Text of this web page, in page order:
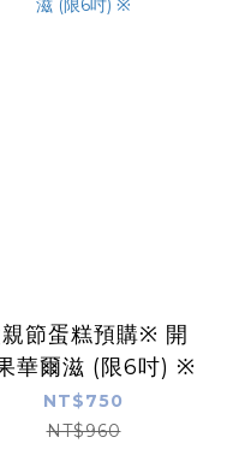
節蛋糕預購※ 開
華爾滋 (限6吋) ※
NT$750
NT$960